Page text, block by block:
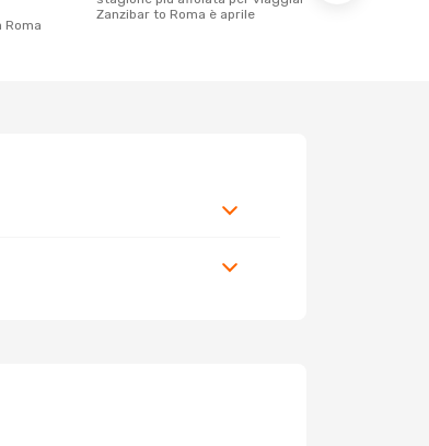
Roma
Zanzibar to Roma è aprile